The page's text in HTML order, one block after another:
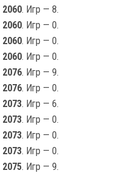
2060. Игр — 8.
2060. Игр — 0.
2060. Игр — 0.
2060. Игр — 0.
2076. Игр — 9.
2076. Игр — 0.
2073. Игр — 6.
2073. Игр — 0.
2073. Игр — 0.
2073. Игр — 0.
2075. Игр — 9.